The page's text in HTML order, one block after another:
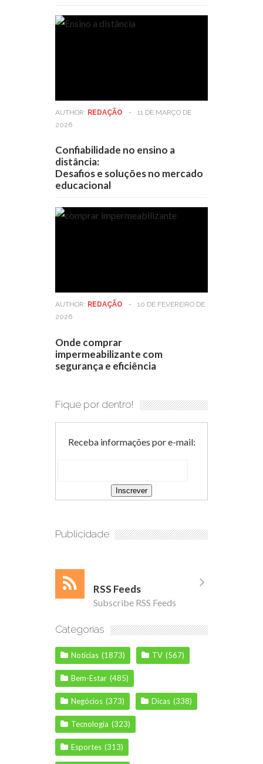
AUTHOR: REDAÇÃO -
11 DE MARÇO DE
2026
Confiabilidade no ensino a
distância:
Desafios e soluções no mercado
educacional
AUTHOR: REDAÇÃO -
10 DE FEVEREIRO DE
2026
Onde comprar
impermeabilizante com
segurança e eficiência
Fique por dentro!
Receba informações por e-mail:
Publicidade
RSS Feeds
Subscribe RSS Feeds
Categorias
Notícias (1873) TV (567)
Bem-Estar (485)
Negócios (373) Dicas (338)
Tecnologia (323)
Esportes (313)